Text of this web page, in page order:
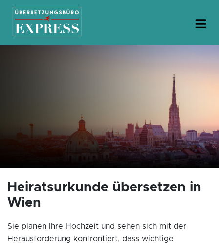
Heiratsurkunde übersetzen in
Wien
Sie planen Ihre Hochzeit und sehen sich mit der
Herausforderung konfrontiert, dass wichtige